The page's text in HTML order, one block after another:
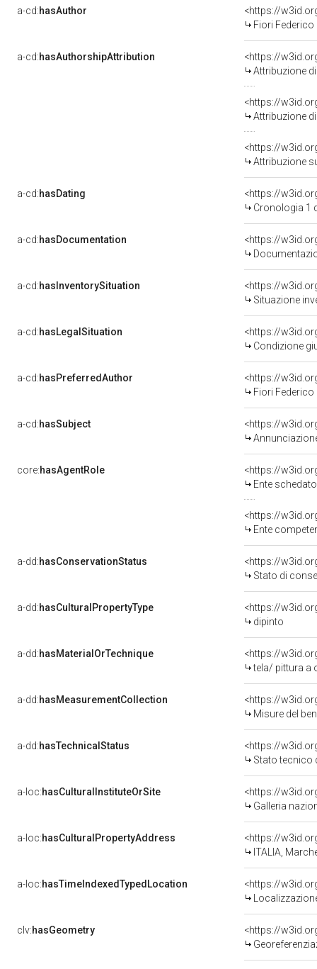
a-cd:hasAuthor
<https://
Fiori
a-cd:hasAuthorshipAttribution
<https://
Attribuzione
Attribuzione
<https://
Attribuzione
a-cd:hasDating
<https://
Cronologia 1
a-cd:hasDocumentation
a-cd:hasInventorySituation
<https://
Situazione
a-cd:hasLegalSituation
<https://
Condizione
a-cd:hasPreferredAuthor
<https://
Fiori
a-cd:hasSubject
<https://
core:hasAgentRole
<https://
Ente
<https://
Ente
a-dd:hasConservationStatus
<https://
Stato di
a-dd:hasCulturalPropertyType
<https://
dipinto
a-dd:hasMaterialOrTechnique
<https://
tela/ pittura a
a-dd:hasMeasurementCollection
<https://
Misure del
a-dd:hasTechnicalStatus
<https://
Stato tecnico
a-loc:hasCulturalInstituteOrSite
<https://
Galleria
a-loc:hasCulturalPropertyAddress
<https://
ITALIA,
a-loc:hasTimeIndexedTypedLocation
<https://
clv:hasGeometry
<https://